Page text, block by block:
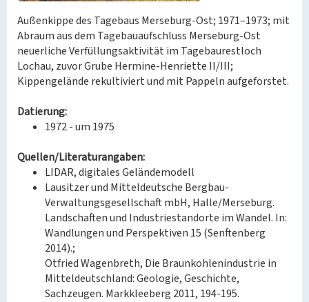
Außenkippe des Tagebaus Merseburg-Ost; 1971–1973; mit
Abraum aus dem Tagebauaufschluss Merseburg-Ost
neuerliche Verfüllungsaktivität im Tagebaurestloch
Lochau, zuvor Grube Hermine-Henriette II/III;
Kippengelände rekultiviert und mit Pappeln aufgeforstet.
Datierung:
1972 - um 1975
Quellen/Literaturangaben:
LIDAR, digitales Geländemodell
Lausitzer und Mitteldeutsche Bergbau-
Verwaltungsgesellschaft mbH, Halle/Merseburg.
Landschaften und Industriestandorte im Wandel. In:
Wandlungen und Perspektiven 15 (Senftenberg
2014).;
Otfried Wagenbreth, Die Braunkohlenindustrie in
Mitteldeutschland: Geologie, Geschichte,
Sachzeugen. Markkleeberg 2011, 194-195.